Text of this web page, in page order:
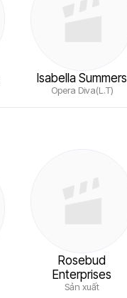
Isabella Summers
Opera Diva(L.T)
Rosebud
Enterprises
Sản xuất